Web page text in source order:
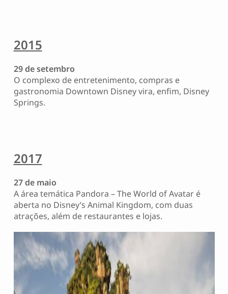
2015
29 de setembro
O complexo de entretenimento, compras e
gastronomia Downtown Disney vira, enfim, Disney
Springs.
2017
27 de maio
A área temática Pandora – The World of Avatar é
aberta no Disney’s Animal Kingdom, com duas
atrações, além de restaurantes e lojas.